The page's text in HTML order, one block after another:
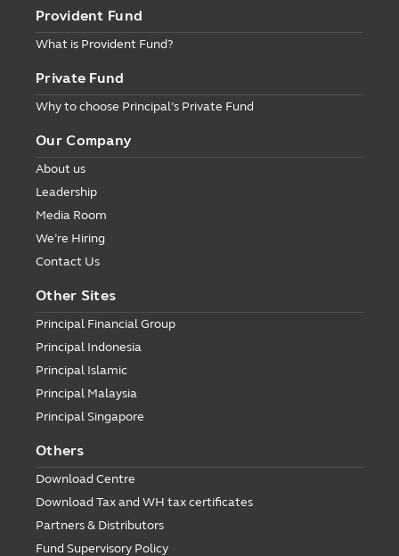
Provident Fund
What is Provident Fund?
Private Fund
Why to choose Principal’s Private Fund
Our Company
About us
Leadership
Media Room
We’re Hiring
Contact Us
Other Sites
Principal Financial Group
Principal Indonesia
Principal Islamic
Principal Malaysia
Principal Singapore
Others
Download Centre
Download Tax and WH tax certificates
Partners & Distributors
Fund Supervisory Policy